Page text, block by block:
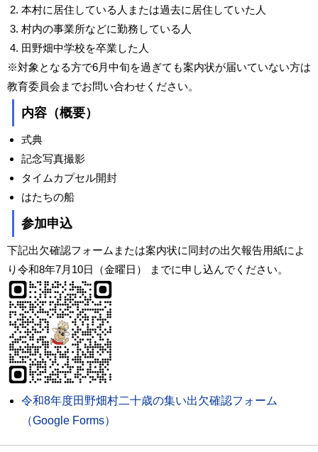
本村に居住している人または過去に居住していた人
村内の事業所などに勤務している人
田野畑中学校を卒業した人
※対象となる方で6月中旬を過ぎても案内状が届いていない方は
教育委員会までお問い合わせください。
内容（概要）
式典
記念写真撮影
タイムカプセル開封
はたちの船
参加申込
下記出欠確認フォームまたは案内状に同封の出欠報告用紙によ
り令和8年7月10日（金曜日） までに申し込んでください。
令和8年度田野畑村二十歳の集い出欠確認フォーム
（Google Forms）